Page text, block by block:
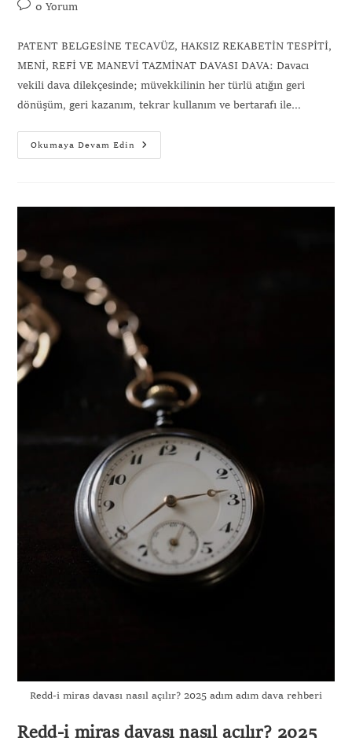
0 Yorum
PATENT BELGESİNE TECAVÜZ, HAKSIZ REKABETİN TESPİTİ,
MENİ, REFİ VE MANEVİ TAZMİNAT DAVASI DAVA: Davacı
vekili dava dilekçesinde; müvekkilinin her türlü atığın geri
dönüşüm, geri kazanım, tekrar kullanım ve bertarafı ile…
Okumaya Devam Edin
Redd-i miras davası nasıl açılır? 2025 adım adım dava rehberi
Redd-i miras davası nasıl açılır? 2025